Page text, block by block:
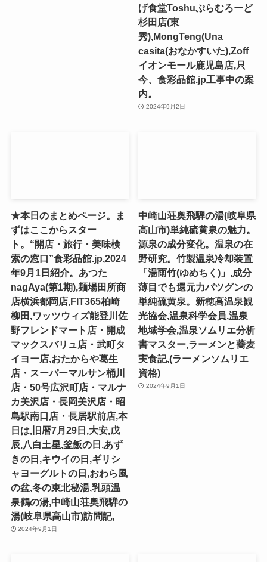
げ食堂Toshuぷらむろーど
杉田店(東
秀),MongTeng(Una
casita(おなかすいた),Zoff
イオンモール鹿児島店,只
今、食彩品館.jp工事中の案
内。
2024年9月2日
★本日のまとめページ。ま
ずはここからスター
ト。“開店・旅行・美味検
索の窓口”食彩品館.jp,2024
年9月1日紹介。あつた
nagAya(第1期),麺場田所商
店横浜都岡店,FIT365柏崎
柳田,ワッツウィズ能登川佐
野フレンドマート店・開成
マックスバリュ店・武町タ
イヨー店,おたからや葛生
店・スーパーマルサン桶川
店・50号広沢町店・マルナ
カ美沢店・長岡美沢店・昭
島駅南口店・長居駅前店,本
日は,旧暦7月29日,大安,戊
辰,八白土星,釜飯の日,あず
きの日,キウイの日,ギリシ
ャヨーグルトの日,おわら風
の盆,冬の東北秘湯,乳頭温
泉鶴の湯,中崎山荘奥飛騨の
湯(岐阜県高山市)訪問記,
2024年9月1日
中崎山荘奥飛騨の湯(岐阜県
高山市)単純硫黄泉の魅力。
源泉の成分変化。温泉の在
野研究。竹製温泉冷却装置
「湯雨竹(ゆめちく)」,成分
薄目でも還元力バツグンの
単純硫黄泉。新穂高温泉観
光協会,温泉科学会員,温泉
地域学会,温泉ソムリエ分析
書マスター,ラーメンと蕎麦
実食記,(ラーメンソムリエ
資格)
2024年9月1日